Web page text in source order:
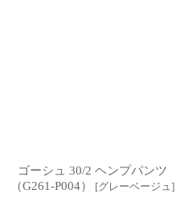
ゴーシュ 30/2 ヘンプパンツ
（G261-P004）
[グレーベージュ ]